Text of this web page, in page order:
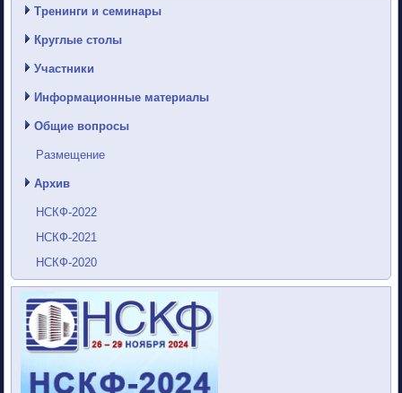
Тренинги и семинары
Круглые столы
Участники
Информационные материалы
Общие вопросы
Размещение
Архив
НСКФ-2022
НСКФ-2021
НСКФ-2020